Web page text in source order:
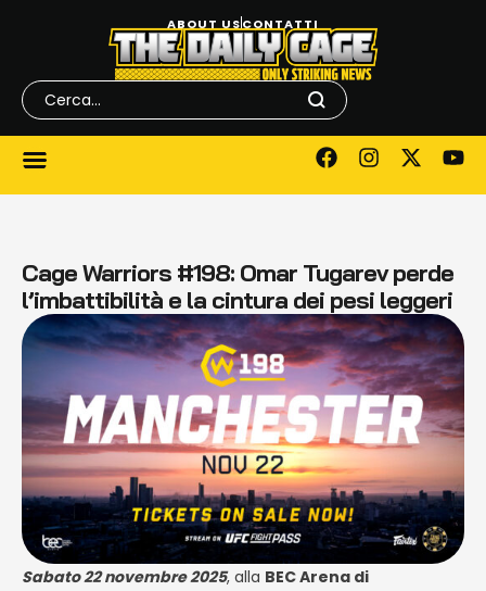
ABOUT USCONTATTI
Cage Warriors #198: Omar Tugarev perde
l’imbattibilità e la cintura dei pesi leggeri
Sabato 22 novembre 2025, alla BEC Arena di